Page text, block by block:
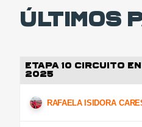
Últimos
ETAPA 10 CIRCUITO
2025
RAFAELA ISIDORA